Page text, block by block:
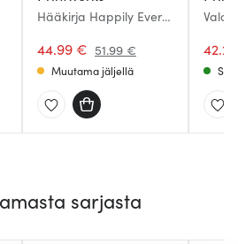
Hääkirja Happily Ever
44.99 € 51.99 €
Muutama jäljellä
the
sarjasta